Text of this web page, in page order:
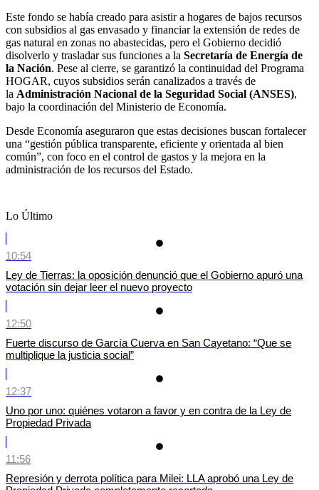
Este fondo se había creado para asistir a hogares de bajos recursos
con subsidios al gas envasado y financiar la extensión de redes de
gas natural en zonas no abastecidas, pero el Gobierno decidió
disolverlo y trasladar sus funciones a la Secretaría de Energía de
la Nación. Pese al cierre, se garantizó la continuidad del Programa
HOGAR, cuyos subsidios serán canalizados a través de
la Administración Nacional de la Seguridad Social (ANSES),
bajo la coordinación del Ministerio de Economía.
Desde Economía aseguraron que estas decisiones buscan fortalecer
una “gestión pública transparente, eficiente y orientada al bien
común”, con foco en el control de gastos y la mejora en la
administración de los recursos del Estado.
Lo Último
10:54
Ley de Tierras: la oposición denunció que el Gobierno apuró una
votación sin dejar leer el nuevo proyecto
12:50
Fuerte discurso de García Cuerva en San Cayetano: “Que se
multiplique la justicia social”
12:37
Uno por uno: quiénes votaron a favor y en contra de la Ley de
Propiedad Privada
11:56
Represión y derrota política para Milei: LLA aprobó una Ley de